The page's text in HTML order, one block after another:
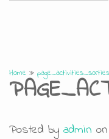
Home » page_activities_sorties
Posted by admin